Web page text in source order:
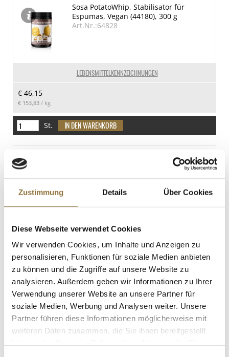
Zustimmung Details Über Cookies
Diese Webseite verwendet Cookies
Wir verwenden Cookies, um Inhalte und Anzeigen zu
personalisieren, Funktionen für soziale Medien anbieten
zu können und die Zugriffe auf unsere Website zu
analysieren. Außerdem geben wir Informationen zu Ihrer
Verwendung unserer Website an unsere Partner für
soziale Medien, Werbung und Analysen weiter. Unsere
Partner führen diese Informationen möglicherweise mit
weiteren Daten zusammen, die Sie ihnen bereitgestellt
Spuren
Eier
Spuren
Erdnuss
Spuren
Milch
Spuren
Sojabohnen
LEBENSMITTELKENNZEICHNUNGEN
Sosa PotatoWhip, Stabilisator für
Espumas, Vegan (44180), 300 g
Art.Nr.:64828
€ 46,15
€ 153,83 / kg
St.
geringelt, 10cm lang, ø 4mm, 700 g, 335
Art.Nr.:25214
€ 71,69 / kg
St.
Gewürzgarten Cayenne Pfeffer,
gemahlene Chilis, 110 g
Art.Nr.:31854